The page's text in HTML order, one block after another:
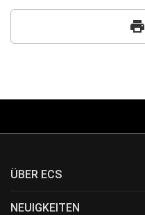
print
ÜBER ECS
NEUIGKEITEN